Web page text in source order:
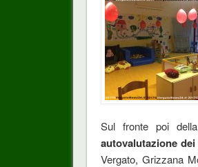
Sul fronte poi della
autovalutazione
Vergato, Grizzana